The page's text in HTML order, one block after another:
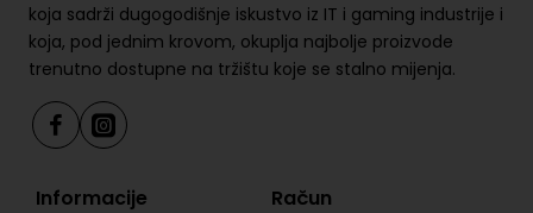
koja sadrži dugogodišnje iskustvo iz IT i gaming industrije i
koja, pod jednim krovom, okuplja najbolje proizvode
trenutno dostupne na tržištu koje se stalno mijenja.
Informacije Račun